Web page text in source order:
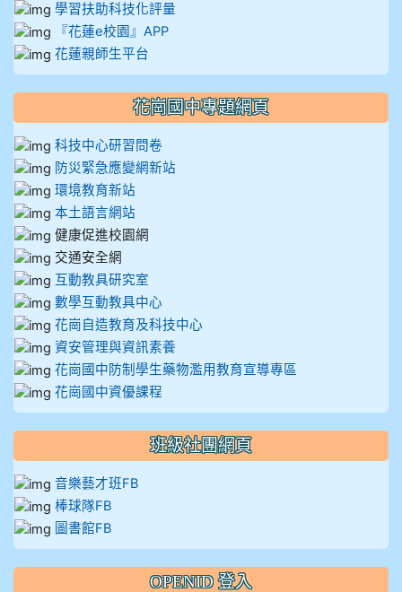
學習扶助科技化評量
『花蓮e校園』APP
花蓮親師生平台
花崗國中專題網頁
科技中心研習問卷
防災緊急應變網新站
環境教育新站
本土語言網站
健康促進校園網
交通安全網
互動教具研究室
數學互動教具中心
花崗自造教育及科技中心
資安管理與資訊素養
花崗國中防制學生藥物濫用教育宣導專區
花崗國中資優課程
班級社團網頁
音樂藝才班FB
棒球隊FB
圖書館FB
OPENID 登入